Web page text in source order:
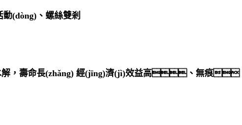
、螺絲雙剎
解，壽命長(zhǎng) 經(jīng)濟(jì)效益高、無痕